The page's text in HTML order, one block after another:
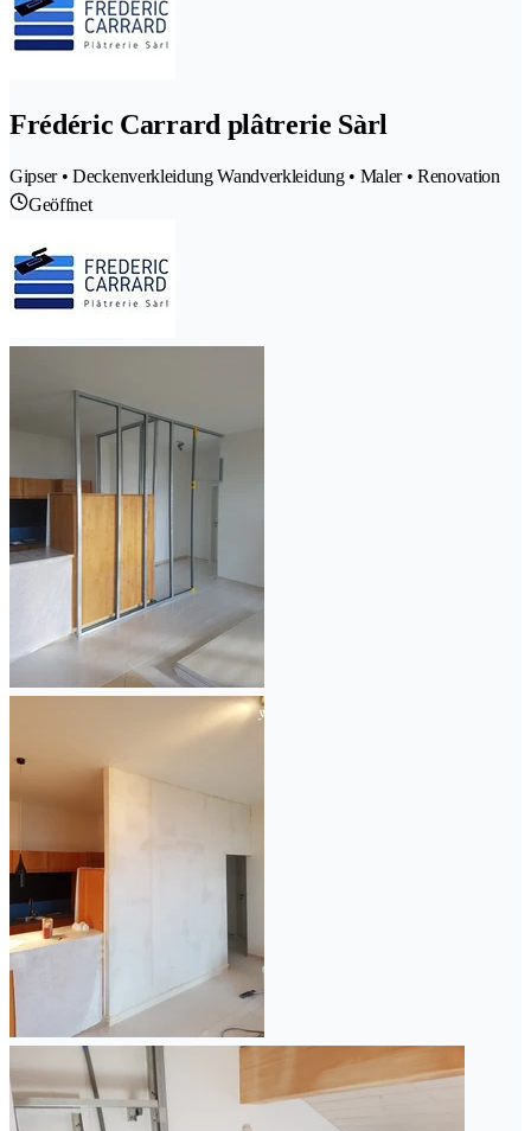
Frédéric Carrard plâtrerie Sàrl
Gipser • Deckenverkleidung Wandverkleidung • Maler • Renovation
Geöffnet